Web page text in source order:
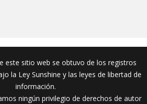
este sitio web se obtuvo de los registros
la Ley Sunshine y las leyes de libertad de
información.
ningún privilegio de derechos de autor